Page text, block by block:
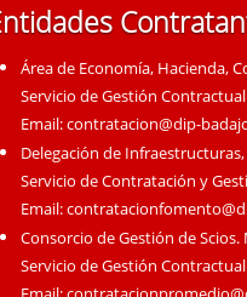
Entidades
Área de Economía, Hacienda,
Servicio de Gestión Contractual
Email:contratacion@dip-
Delegación de
Servicio de Contratación y
Email:
Consorcio de Gestión de
Servicio de Gestión